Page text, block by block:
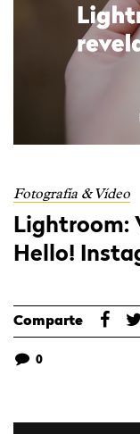
Fotografía & Vídeo
Lightroom:
Hello!
Comparte
0